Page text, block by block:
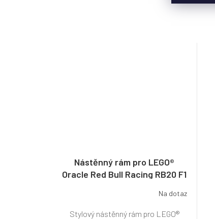
Nástěnný rám pro LEGO®
Oracle Red Bull Racing RB20 F1
Na dotaz
Stylový nástěnný rám pro LEGO®